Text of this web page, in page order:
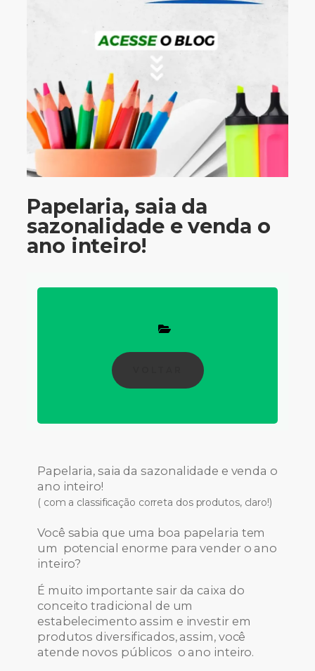
Papelaria, saia da
sazonalidade e venda o
ano inteiro!
Papelaria, saia da sazonalidade e venda o
ano inteiro!
( com a classificação correta dos produtos, claro!)
Você sabia que uma boa papelaria tem
um potencial enorme para vender o ano
inteiro?
É muito importante sair da caixa do
conceito tradicional de um
estabelecimento assim e investir em
produtos diversificados, assim, você
atende novos públicos o ano inteiro.